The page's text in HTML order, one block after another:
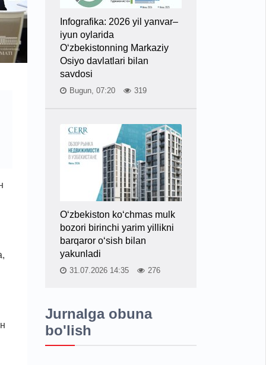
Infografika: 2026 yil yanvar–
iyun oylarida
O‘zbekistonning Markaziy
Osiyo davlatlari bilan
savdosi
Bugun, 07:20 319
O‘zbekiston ko‘chmas mulk
bozori birinchi yarim yillikni
barqaror o‘sish bilan
yakunladi
31.07.2026 14:35 276
Jurnalga obuna
bo'lish